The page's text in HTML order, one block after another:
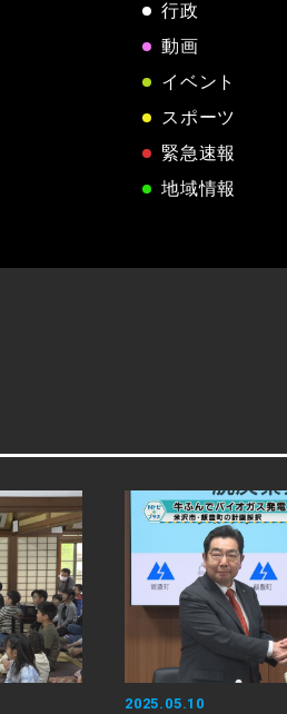
行政
動画
イベント
スポーツ
緊急速報
地域情報
2025.05.10